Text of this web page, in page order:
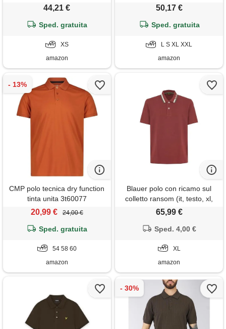
regular polo polo uomo latte
44,21 €
Sped. gratuita
XS
amazon
marrone, giallo, casual,
da golf, marrone, xxl
50,17 €
Sped. gratuita
L S XL XXL
amazon
CMP polo tecnica dry function
tinta unita 3t60077
20,99 € 24,00 €
Sped. gratuita
54 58 60
amazon
Blauer polo con ricamo sul
colletto ransom (it, testo, xl,
regular, regular, mattone
inglese)
65,99 €
Sped. 4,00 €
XL
amazon